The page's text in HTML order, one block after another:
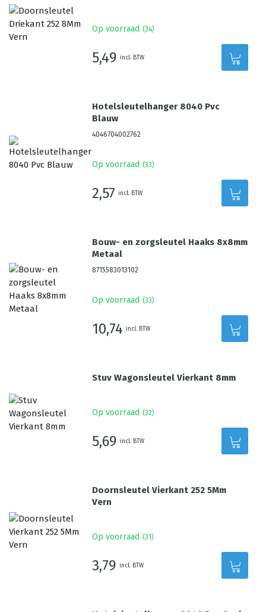
Op voorraad (34)
5,49 incl. BTW
Hotelsleutelhanger 8040 Pvc
Blauw
4046704002762
Op voorraad (33)
2,57 incl. BTW
Bouw- en zorgsleutel Haaks 8x8mm
Metaal
8715583013102
Op voorraad (33)
10,74 incl. BTW
Stuv Wagonsleutel Vierkant 8mm
Op voorraad (32)
5,69 incl. BTW
Doornsleutel Vierkant 252 5Mm
Vern
Op voorraad (31 )
3,79 incl. BTW